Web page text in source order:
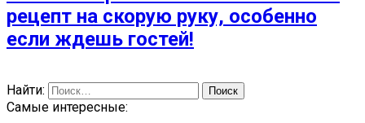
рецепт на скорую руку, особенно
если ждешь гостей!
Найти:
Самые интересные: